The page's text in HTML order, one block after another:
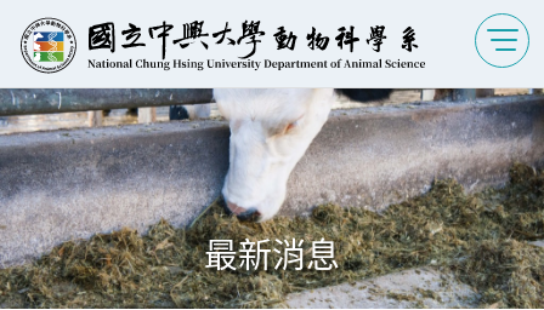
最新消息